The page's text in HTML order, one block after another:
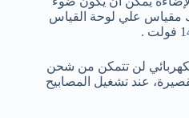
مقياس علي لوحة القياس
لن تتمكن من شحن
عند تشغيل المصابيح